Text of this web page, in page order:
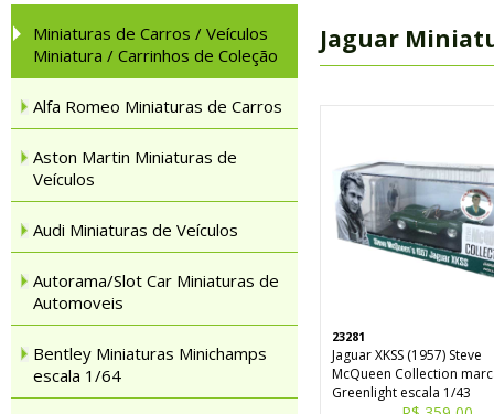
Miniaturas de Carros / Veículos
Miniatura / Carrinhos de Coleção
Alfa Romeo Miniaturas de Carros
Aston Martin Miniaturas de
Veículos
Audi Miniaturas de Veículos
Autorama/Slot Car Miniaturas de
Automoveis
Bentley Miniaturas Minichamps
escala 1/64
Jaguar
23281
Jaguar XKSS (1957) Steve
McQueen Collection
Greenlight escala 1/43